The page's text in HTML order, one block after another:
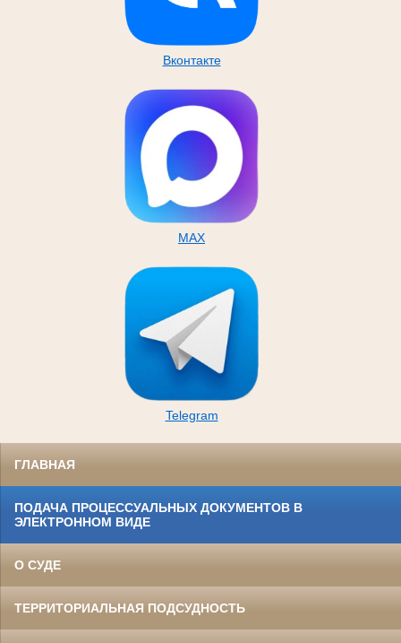
Вконтакте
MAX
Telegram
ГЛАВНАЯ
ПОДАЧА ПРОЦЕССУАЛЬНЫХ ДОКУМЕНТОВ В
ЭЛЕКТРОННОМ ВИДЕ
О СУДЕ
ТЕРРИТОРИАЛЬНАЯ ПОДСУДНОСТЬ